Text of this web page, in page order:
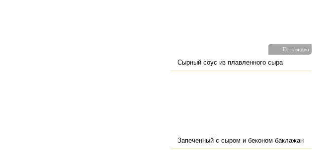
Есть видео
Сырный соус из плавленного сыра
Запеченный с сыром и беконом баклажан